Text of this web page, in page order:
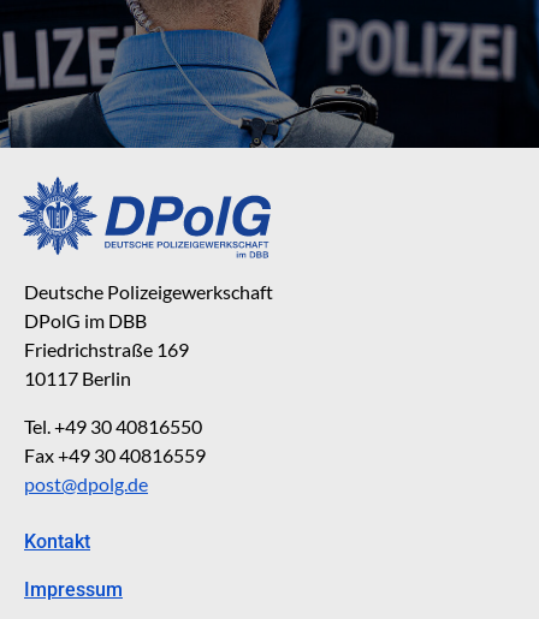
Deutsche Polizeigewerkschaft
DPolG im DBB
Friedrichstraße 169
10117 Berlin
Tel. +49 30 40816550
Fax +49 30 40816559
post@dpolg.de
Kontakt
Impressum